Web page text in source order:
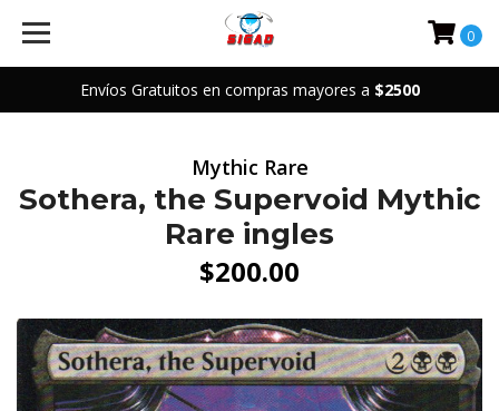
Envíos Gratuitos en compras mayores a $2500
0
Mythic Rare
Sothera, the Supervoid Mythic
Rare ingles
$200.00